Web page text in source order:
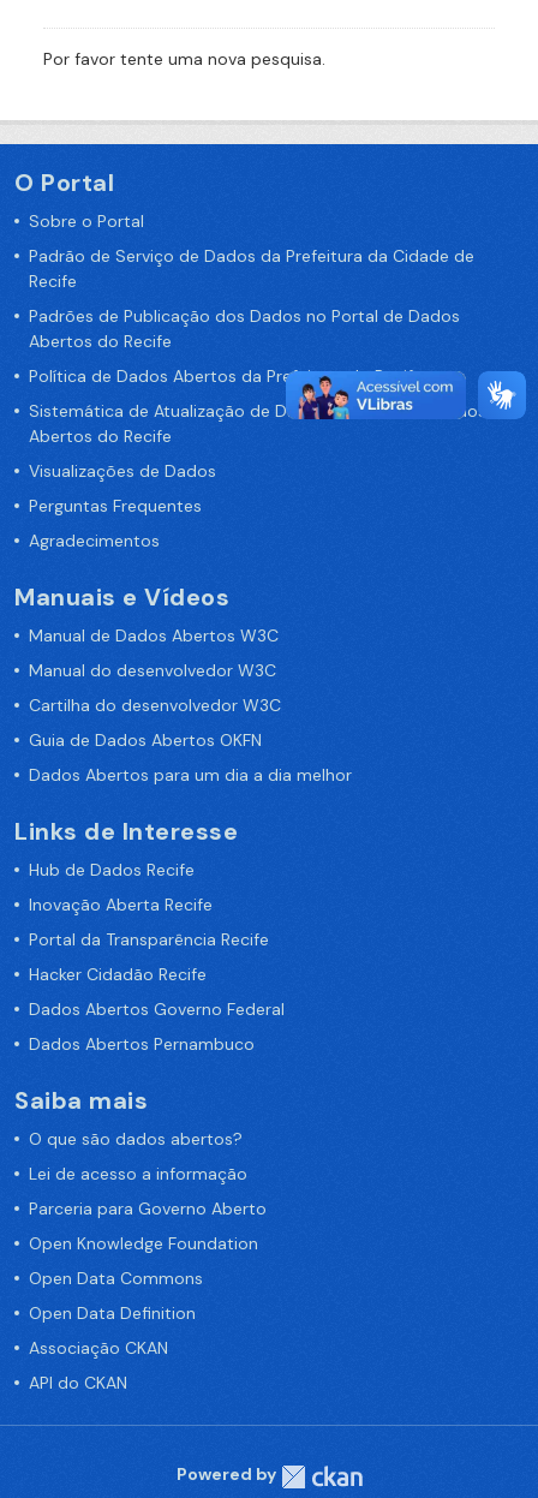
Por favor tente uma nova pesquisa.
O Portal
Sobre o Portal
Padrão de Serviço de Dados da Prefeitura da Cidade de
Recife
Padrões de Publicação dos Dados no Portal de Dados
Abertos do Recife
Política de Dados Abertos da Prefeitura do Recife
Sistemática de Atualização de Dados do Portal de Dados
Abertos do Recife
Visualizações de Dados
Perguntas Frequentes
Agradecimentos
Manuais e Vídeos
Manual de Dados Abertos W3C
Manual do desenvolvedor W3C
Cartilha do desenvolvedor W3C
Guia de Dados Abertos OKFN
Dados Abertos para um dia a dia melhor
Links de Interesse
Hub de Dados Recife
Inovação Aberta Recife
Portal da Transparência Recife
Hacker Cidadão Recife
Dados Abertos Governo Federal
Dados Abertos Pernambuco
Saiba mais
O que são dados abertos?
Lei de acesso a informação
Parceria para Governo Aberto
Open Knowledge Foundation
Open Data Commons
Open Data Definition
Associação CKAN
API do CKAN
Powered by